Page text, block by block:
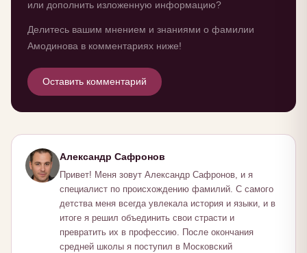
или дополнить изложенную информацию?
Делитесь вашим мнением и знаниями о фамилии
Амодинова в комментариях ниже!
Оставить комментарий
Александр Сафронов
Привет! Меня зовут Александр Сафронов, и я
специалист по происхождению фамилий. С самого
детства меня всегда увлекала история и языки, и в
итоге я решил объединить свои страсти и
превратить их в профессию. После окончания
средней школы я поступил в Московский